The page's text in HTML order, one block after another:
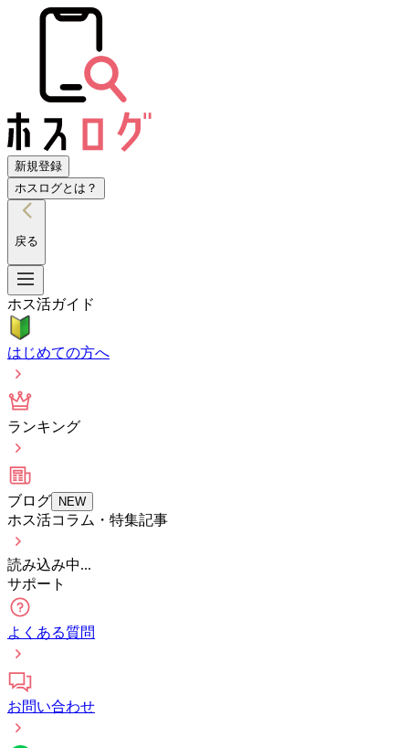
新規登録
ホスログとは？
戻る
ホス活ガイド
はじめての方へ
ランキング
ブログ NEW
ホス活コラム・特集記事
読み込み中...
サポート
よくある質問
お問い合わせ